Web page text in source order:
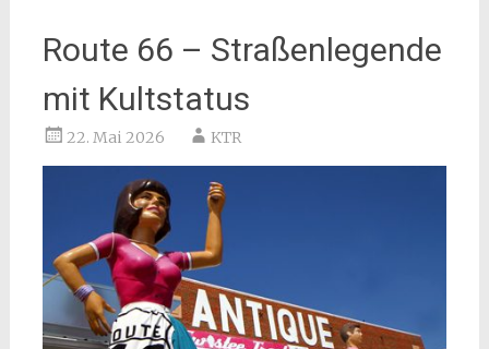
Route 66 – Straßenlegende
mit Kultstatus
22. Mai 2026 KTR